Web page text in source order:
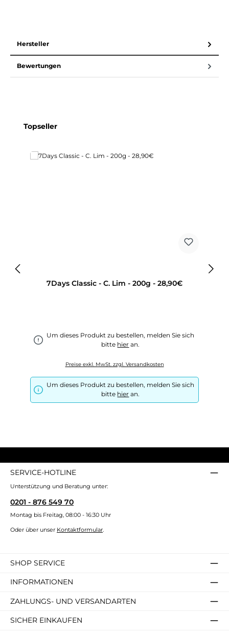
Hersteller
Bewertungen
Produktgalerie überspringen
Topseller
7Days Classic - C. Lim - 200g - 28,90€
Um dieses Produkt zu bestellen, melden Sie sich
bitte hier an.
Preise exkl. MwSt. zzgl. Versandkosten
Um dieses Produkt zu bestellen, melden Sie sich
bitte hier an.
SERVICE-HOTLINE
Unterstützung und Beratung unter:
0201 - 876 549 70
Montag bis Freitag, 08:00 - 16:30 Uhr
Oder über unser Kontaktformular
SHOP SERVICE
INFORMATIONEN
ZAHLUNGS- UND VERSANDARTEN
SICHER EINKAUFEN